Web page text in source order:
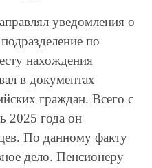
уведомления о
по
нахождения
в документах
граждан. Всего с
2025 года он
По данному факту
дело. Пенсионеру